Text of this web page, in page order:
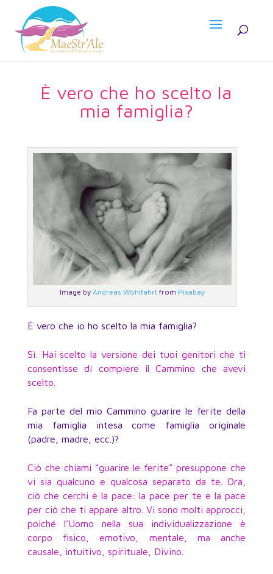
È vero che ho scelto la
mia famiglia?
Image by Andreas Wohlfahrtfrom Pixabay
È vero che io ho scelto la mia famiglia?
Sì. Hai scelto la versione dei tuoi genitori che ti
consentisse di compiere il Cammino che avevi
scelto.
Fa parte del mio Cammino guarire le ferite della
mia famiglia intesa come famiglia originale
(padre, madre, ecc.)?
Ciò che chiami “guarire le ferite” presuppone che
vi sia qualcuno e qualcosa separato da te. Ora,
ciò che cerchi è la pace: la pace per te e la pace
per ciò che ti appare altro. Vi sono molti approcci,
poiché l’Uomo nella sua individualizzazione è
corpo fisico, emotivo, mentale, ma anche
causale, intuitivo, spirituale, Divino.